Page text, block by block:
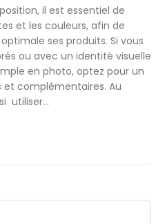
il est essentiel de
et les couleurs, afin de
ses produits. Si vous
ou avec un identité visuelle
en photo, optez pour un
et complémentaires. Au
utiliser...